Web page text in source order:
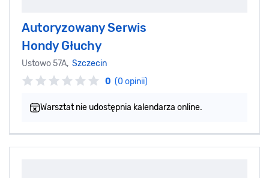
Autoryzowany Serwis
Hondy Głuchy
Ustowo 57A, Szczecin
0 (0 opinii)
Warsztat nie udostępnia kalendarza online.